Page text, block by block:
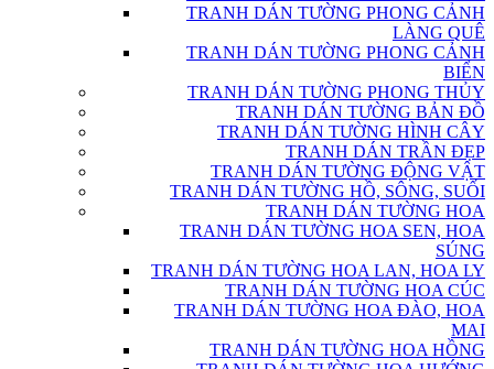
TRANH DÁN TƯỜNG PHONG CẢNH
LÀNG QUÊ
TRANH DÁN TƯỜNG PHONG CẢNH
BIỂN
TRANH DÁN TƯỜNG PHONG THỦY
TRANH DÁN TƯỜNG BẢN ĐỒ
TRANH DÁN TƯỜNG HÌNH CÂY
TRANH DÁN TRẦN ĐẸP
TRANH DÁN TƯỜNG ĐỘNG VẬT
TRANH DÁN TƯỜNG HỒ, SÔNG, SUỐI
TRANH DÁN TƯỜNG HOA
TRANH DÁN TƯỜNG HOA SEN, HOA
SÚNG
TRANH DÁN TƯỜNG HOA LAN, HOA LY
TRANH DÁN TƯỜNG HOA CÚC
TRANH DÁN TƯỜNG HOA ĐÀO, HOA
MAI
TRANH DÁN TƯỜNG HOA HỒNG